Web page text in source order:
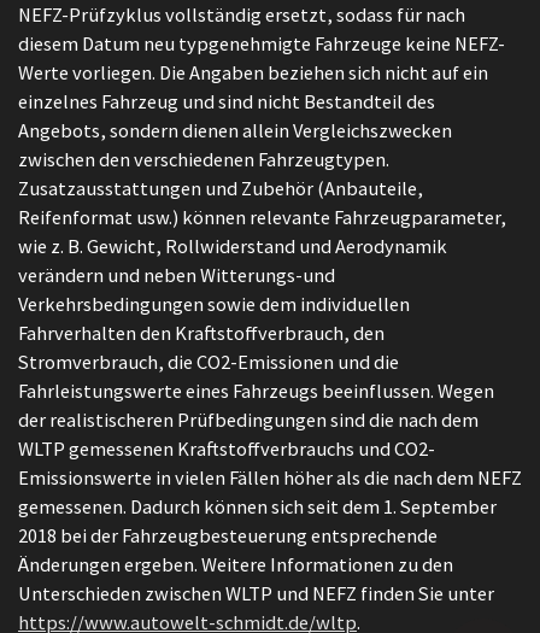
NEFZ-Prüfzyklus vollständig ersetzt, sodass für nach
diesem Datum neu typgenehmigte Fahrzeuge keine NEFZ-
Werte vorliegen. Die Angaben beziehen sich nicht auf ein
einzelnes Fahrzeug und sind nicht Bestandteil des
Angebots, sondern dienen allein Vergleichszwecken
zwischen den verschiedenen Fahrzeugtypen.
Zusatzausstattungen und Zubehör (Anbauteile,
Reifenformat usw.) können relevante Fahrzeugparameter,
wie z. B. Gewicht, Rollwiderstand und Aerodynamik
verändern und neben Witterungs-und
Verkehrsbedingungen sowie dem individuellen
Fahrverhalten den Kraftstoffverbrauch, den
Stromverbrauch, die CO2-Emissionen und die
Fahrleistungswerte eines Fahrzeugs beeinflussen. Wegen
der realistischeren Prüfbedingungen sind die nach dem
WLTP gemessenen Kraftstoffverbrauchs und CO2-
Emissionswerte in vielen Fällen höher als die nach dem NEFZ
gemessenen. Dadurch können sich seit dem 1. September
2018 bei der Fahrzeugbesteuerung entsprechende
Änderungen ergeben. Weitere Informationen zu den
Unterschieden zwischen WLTP und NEFZ finden Sie unter
https://www.autowelt-schmidt.de/wltp.